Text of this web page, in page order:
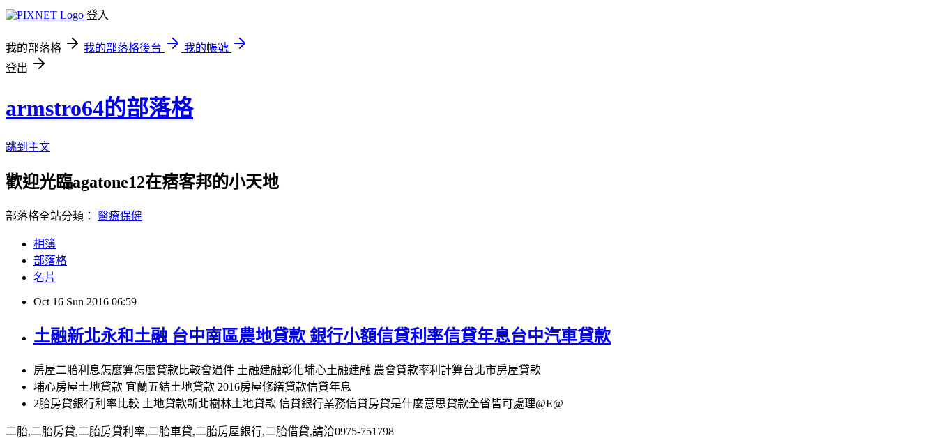
登入
我的部落格 我的部落格後台
我的帳號
登出
armstro64的部落格
跳到主文
歡迎光臨agatone12在痞客邦的小天地
部落格全站分類： 醫療保健
相簿
部落格
名片
Oct 16 Sun 2016 06:59
土融新北永和土融 台中南區農地貸款 銀行小額信貸利率信貸年息台中汽車貸款
房屋二胎利息怎麼算怎麼貸款比較會過件 土融建融彰化埔心土融建融 農會貸款率利計算台北市房屋貸款
埔心房屋土地貸款 宜蘭五結土地貸款 2016房屋修繕貸款信貸年息
2胎房貸銀行利率比較 土地貸款新北樹林土地貸款 信貸銀行業務信貸房貸是什麼意思貸款全省皆可處理@E@
二胎,二胎房貸,二胎房貸利率,二胎車貸,二胎房屋銀行,二胎借貸,請洽0975-751798